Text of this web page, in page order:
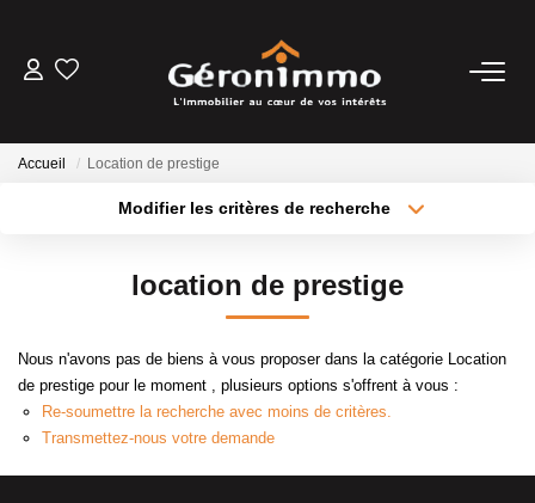
NOTRE AGENCE
CONTACT
Accueil Location de prestige
Modifier les critères de recherche
Surface min
Budget max Plus de critères
location de prestige
Nous n'avons pas de biens à vous proposer dans la catégorie Location
de prestige pour le moment , plusieurs options s'offrent à vous :
Re-soumettre la recherche avec moins de critères.
Transmettez-nous votre demande